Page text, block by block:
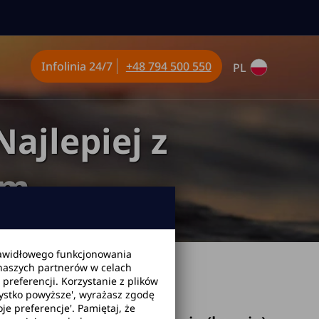
z
Infolinia 24/7 +48 794 500 550 PL
z wypożyczonym autem
2026-05-24
funkcjonowania
partnerów w celach
Korzystanie z plików
powyższe', wyrażasz zgodę
preferencje'. Pamiętaj, że